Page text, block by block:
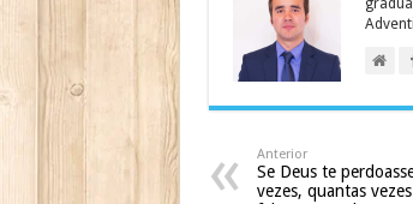
Anterior
Se Deus te
vezes, quantas